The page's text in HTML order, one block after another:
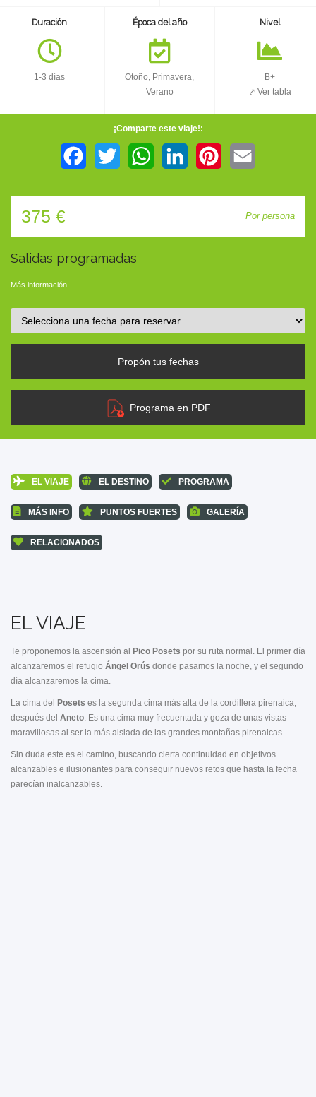
CONTACTO
Duración
1-3 días
Época del año
Otoño, Primavera,
Verano
Nivel
B+
⤤ Ver tabla
¡Comparte este viaje!:
FacebookTwitter WhatsAppLinkedIn Pinterest
375 € Por persona
Salidas programadas
Más información
Propón tus fechas
Programa en PDF
EL VIAJE EL DESTINO PROGRAMA
MÁS INFO PUNTOS FUERTES GALERÍA
RELACIONADOS
EL VIAJE
Te proponemos la ascensión al Pico Posets por su ruta normal. El primer día
alcanzaremos el refugio Ángel Orús donde pasamos la noche, y el segundo
día alcanzaremos la cima.
La cima del Posets es la segunda cima más alta de la cordillera pirenaica,
después del Aneto . Es una cima muy frecuentada y goza de unas vistas
maravillosas al ser la más aislada de las grandes montañas pirenaicas.
Sin duda este es el camino, buscando cierta continuidad en objetivos
alcanzables e ilusionantes para conseguir nuevos retos que hasta la fecha
parecían inalcanzables.